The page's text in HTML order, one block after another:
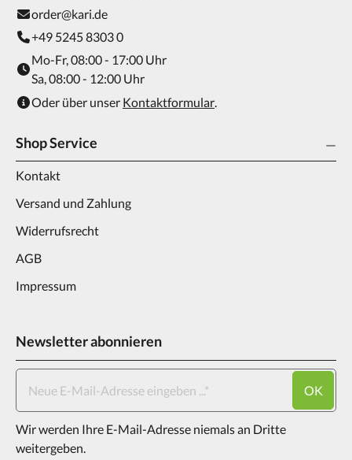
order@kari.de
+49 5245 8303 0
Mo-Fr, 08:00 - 17:00 Uhr
Sa, 08:00 - 12:00 Uhr
Oder über unser Kontaktformular.
Shop Service
Kontakt
Versand und Zahlung
Widerrufsrecht
AGB
Impressum
Newsletter abonnieren
OK
Wir werden Ihre E-Mail-Adresse niemals an Dritte
weitergeben.